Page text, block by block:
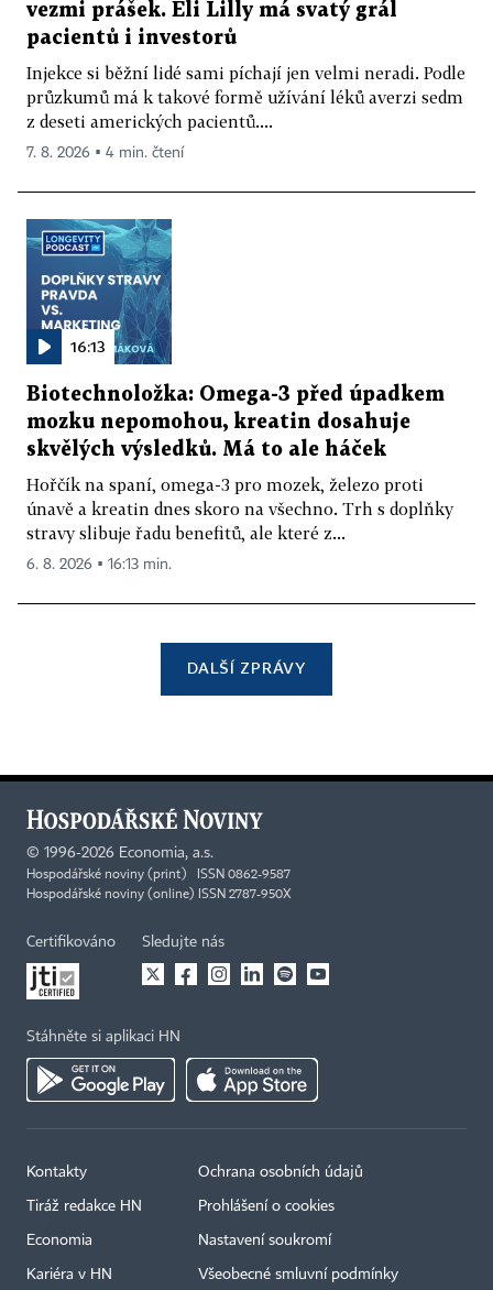
vezmi prášek. Eli Lilly má svatý grál
pacientů i investorů
Injekce si běžní lidé sami píchají jen velmi neradi. Podle
průzkumů má k takové formě užívání léků averzi sedm
z deseti amerických pacientů....
7. 8. 2026 ▪ 4 min. čtení
16:13
Biotechnoložka: Omega-3 před úpadkem
mozku nepomohou, kreatin dosahuje
skvělých výsledků. Má to ale háček
Hořčík na spaní, omega-3 pro mozek, železo proti
únavě a kreatin dnes skoro na všechno. Trh s doplňky
stravy slibuje řadu benefitů, ale které z...
6. 8. 2026 ▪ 16:13 min.
DALŠÍ ZPRÁVY
© 1996-2026 Economia, a.s.
Hospodářské noviny (print) ISSN 0862-9587
Hospodářské noviny (online) ISSN 2787-950X
Certifikováno Sledujte nás
Stáhněte si aplikaci HN
Kontakty
Tiráž redakce HN
Economia
Kariéra v HN
Ochrana osobních údajů
Prohlášení o cookies
Nastavení soukromí
Všeobecné smluvní podmínky